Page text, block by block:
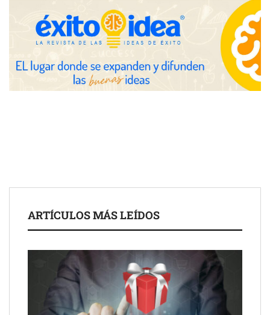
Zoomex mejora su Strategy Center con herramientas
avanzadas para trading estratégico
COMPALISS de LYSOTRIC: cuando un solo producto multiplica
las posibilidades del salón profesional
ARTÍCULOS MÁS LEÍDOS